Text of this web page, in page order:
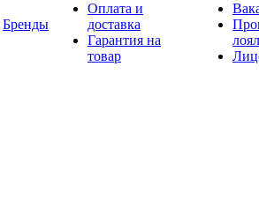
Бренды
Оплата и
доставка
Гарантия на
товар